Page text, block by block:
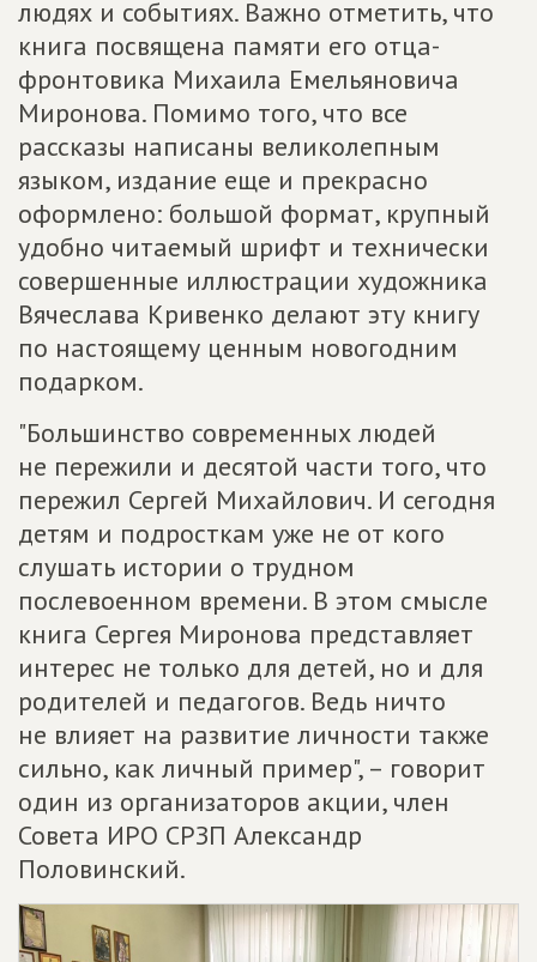
людях и событиях. Важно отметить, что
книга посвящена памяти его отца-
фронтовика Михаила Емельяновича
Миронова. Помимо того, что все
рассказы написаны великолепным
языком, издание еще и прекрасно
оформлено: большой формат, крупный
удобно читаемый шрифт и технически
совершенные иллюстрации художника
Вячеслава Кривенко делают эту книгу
по настоящему ценным новогодним
подарком.
"Большинство современных людей
не пережили и десятой части того, что
пережил Сергей Михайлович. И сегодня
детям и подросткам уже не от кого
слушать истории о трудном
послевоенном времени. В этом смысле
книга Сергея Миронова представляет
интерес не только для детей, но и для
родителей и педагогов. Ведь ничто
не влияет на развитие личности также
сильно, как личный пример", – говорит
один из организаторов акции, член
Совета ИРО СРЗП Александр
Половинский.